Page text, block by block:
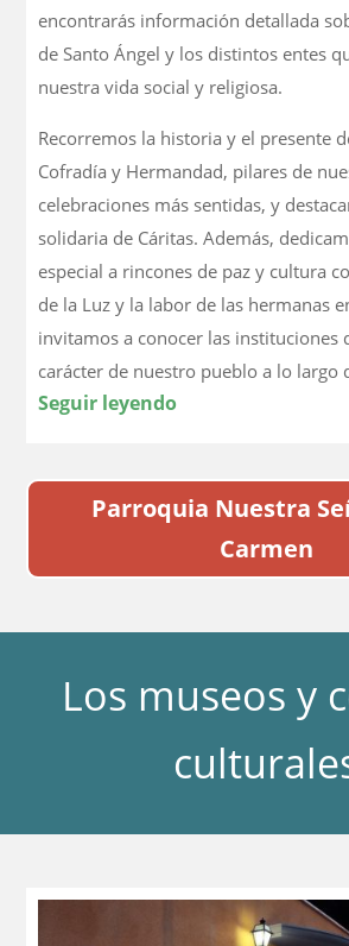
encontrarás información detallada
de Santo Ángel y los distintos entes
nuestra vida social y religiosa.
Recorremos la historia y el presente
Cofradía y Hermandad, pilares de
celebraciones más sentidas, y
solidaria de Cáritas. Además,
especial a rincones de paz y cultura
de la Luz y la labor de las hermanas
invitamos a conocer las instituciones
carácter de nuestro pueblo a lo largo
Seguir leyendo
Parroquia Nuestra
Carmen
Los museos y